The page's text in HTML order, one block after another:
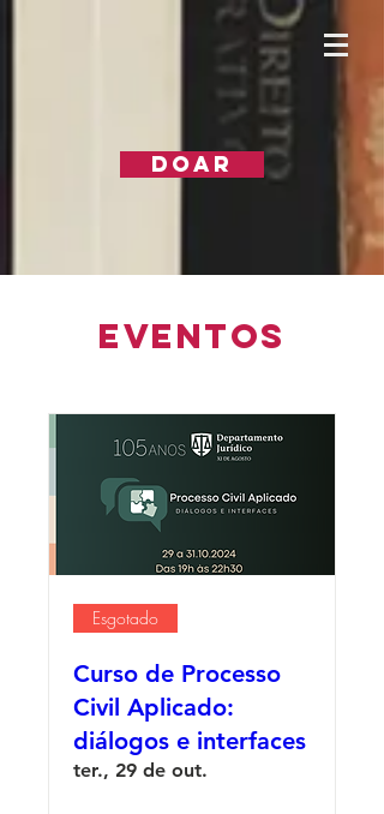
DOAR
EVENTOS
Esgotado
Curso de Processo
Civil Aplicado:
diálogos e interfaces
ter., 29 de out.